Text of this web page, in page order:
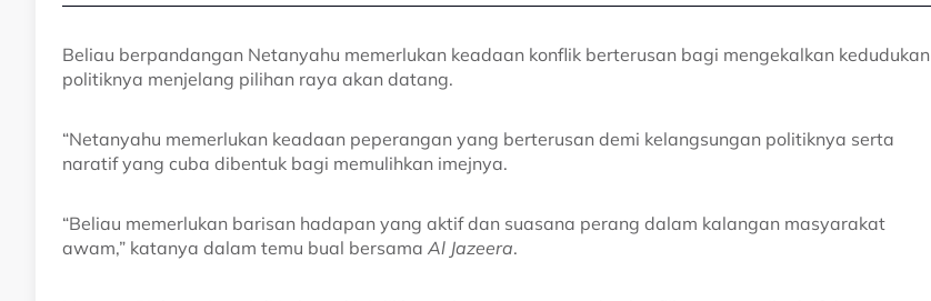
Beliau berpandangan Netanyahu memerlukan keadaan konflik berterusan bagi mengekalkan kedudukan
politiknya menjelang pilihan raya akan datang.
“Netanyahu memerlukan keadaan peperangan yang berterusan demi kelangsungan politiknya serta
naratif yang cuba dibentuk bagi memulihkan imejnya.
“Beliau memerlukan barisan hadapan yang aktif dan suasana perang dalam kalangan masyarakat
awam,” katanya dalam temu bual bersama Al Jazeera.